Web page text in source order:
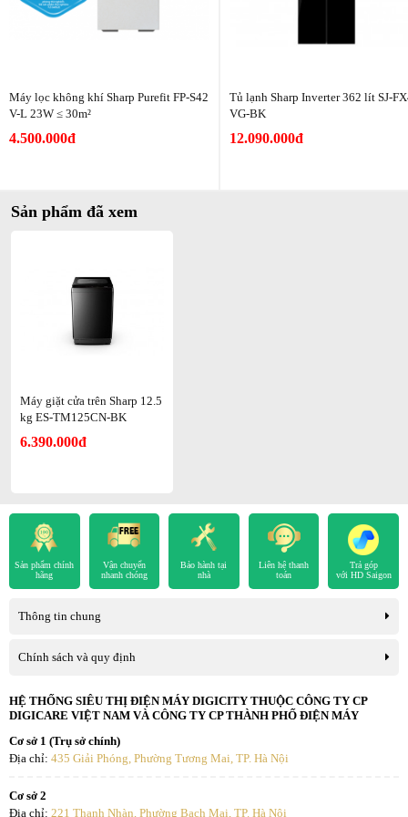
Các tiện ích khác
Sharp 12.5kg ES-TM125CN-BK còn được trang bị nhiều tiện ích
- Hẹn giờ linh hoạt:Tính năng này cho phép bạn thiết lập thời gian
- Khóa trẻ em:Đảm bảo an toàn tuyệt đối trong gia đình có trẻ
nhỏ. Tính năng này ngăn trẻ vô tình thay đổi chương trình giặt hoặc
mở nắp máy trong quá trình hoạt động.
- Tự khởi động lại:
Nhìn chung,máy giặt Sharp ES-TM125CN-BK lồng đứng
bị xứng đáng để đầu tư cho gia đình. Nhanh chân đến ngay Siêu thị
Máy lọc không khí Sharp Purefit FP-S42
V-L 23W ≤ 30m²
4.500.000đ
Tủ lạnh Sharp Inverter 362 lít SJ-
VG-BK
12.090.000đ
Sản phẩm đã xem
Máy giặt cửa trên Sharp 12.5
kg ES-TM125CN-BK
6.390.000đ
Sản phẩm chính
hãng
Vận chuyển
nhanh chóng
Bảo hành tại
nhà
Liên hệ thanh
toán
Trả góp
với HD Saigon
Thông tin chung
Chính sách và quy định
HỆ THỐNG SIÊU THỊ ĐIỆN MÁY DIGICITY THUỘC CÔNG TY CP
DIGICARE VIỆT NAM VÀ CÔNG TY CP THÀNH PHỐ ĐIỆN MÁY
Cơ sở 1 (Trụ sở chính)
Địa chỉ: 435 Giải Phóng, Phường Tương Mai, TP. Hà Nội
Cơ sở 2
Địa chỉ: 221 Thanh Nhàn, Phường Bạch Mai, TP. Hà Nội